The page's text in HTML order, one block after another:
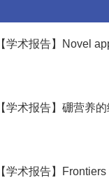
【学术报告】Novel
【学术报告】硼营养
【学术报告】